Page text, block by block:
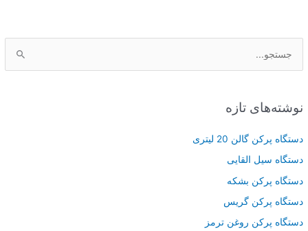
ج
ا
ی
:
نوشته‌های تازه
دستگاه پرکن گالن 20 لیتری
دستگاه سیل القایی
دستگاه پرکن بشکه
دستگاه پرکن گریس
دستگاه پرکن روغن ترمز